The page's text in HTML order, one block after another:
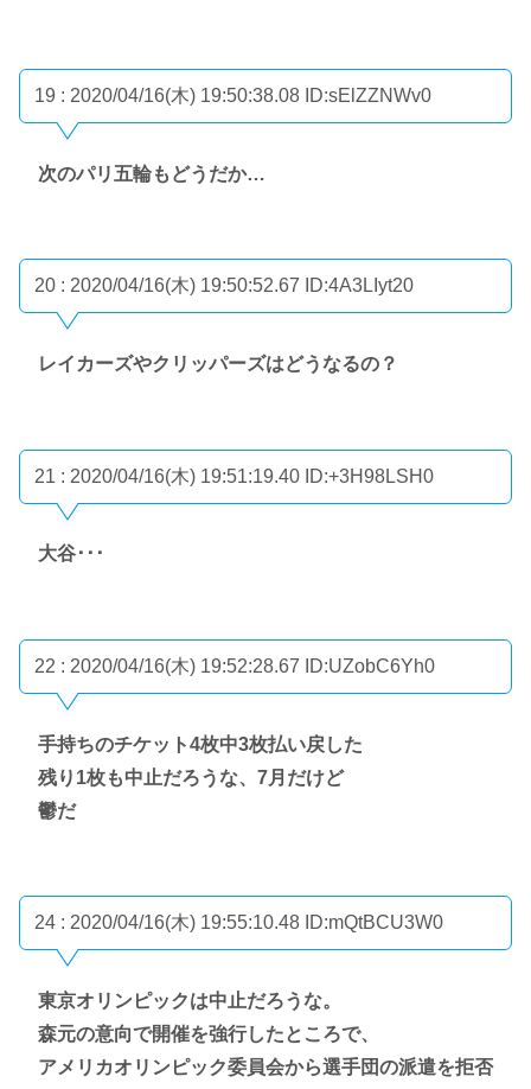
19 : 2020/04/16(木) 19:50:38.08 ID:sElZZNWv0
次のパリ五輪もどうだか…
20 : 2020/04/16(木) 19:50:52.67 ID:4A3LIyt20
レイカーズやクリッパーズはどうなるの？
21 : 2020/04/16(木) 19:51:19.40 ID:+3H98LSH0
大谷･･･
22 : 2020/04/16(木) 19:52:28.67 ID:UZobC6Yh0
手持ちのチケット4枚中3枚払い戻した
残り1枚も中止だろうな、7月だけど
鬱だ
24 : 2020/04/16(木) 19:55:10.48 ID:mQtBCU3W0
東京オリンピックは中止だろうな。
森元の意向で開催を強行したところで、
アメリカオリンピック委員会から選手団の派遣を拒否